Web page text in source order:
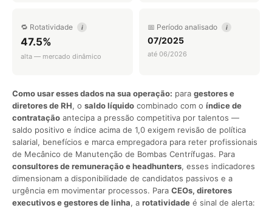
🔁 Rotatividade i
47.5%
alta — mercado dinâmico
📅 Período analisado i
07/2025
até 06/2026
Como usar esses dados na sua operação: para gestores e
diretores de RH, o saldo líquido combinado com o índice de
contratação antecipa a pressão competitiva por talentos —
saldo positivo e índice acima de 1,0 exigem revisão de política
salarial, benefícios e marca empregadora para reter profissionais
de Mecânico de Manutenção de Bombas Centrífugas. Para
consultores de remuneração e headhunters, esses indicadores
dimensionam a disponibilidade de candidatos passivos e a
urgência em movimentar processos. Para CEOs, diretores
executivos e gestores de linha, a rotatividade é sinal de alerta: